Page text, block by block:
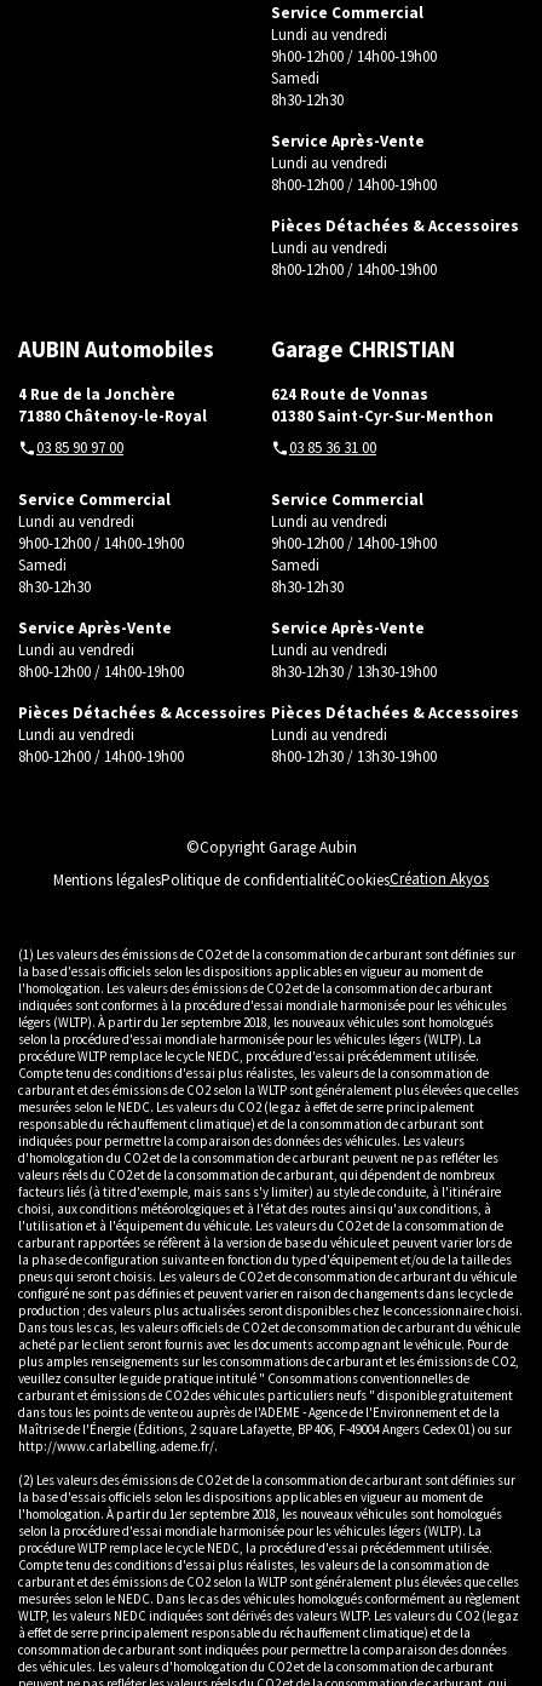
Nos occasions
Réparateurs Agréés
Service Commercial
Lundi au vendredi
9h00-12h00 / 14h00-19h00
Samedi
8h30-12h30
Service Après-Vente
Lundi au vendredi
8h00-12h00 / 14h00-19h00
Pièces Détachées & Accessoires
Lundi au vendredi
8h00-12h00 / 14h00-19h00
AUBIN Automobiles
4 Rue de la Jonchère
71880 Châtenoy-le-Royal
03 85 90 97 00
Service Commercial
Lundi au vendredi
9h00-12h00 / 14h00-19h00
Samedi
8h30-12h30
Service Après-Vente
Lundi au vendredi
8h00-12h00 / 14h00-19h00
Pièces Détachées & Accessoires
Lundi au vendredi
8h00-12h00 / 14h00-19h00
Garage CHRISTIAN
624 Route de Vonnas
01380 Saint-Cyr-Sur-Menthon
03 85 36 31 00
Service Commercial
Lundi au vendredi
9h00-12h00 / 14h00-19h00
Samedi
8h30-12h30
Service Après-Vente
Lundi au vendredi
8h30-12h30 / 13h30-19h00
Pièces Détachées & Accessoires
Lundi au vendredi
8h00-12h30 / 13h30-19h00
©Copyright Garage Aubin
Mentions légalesPolitique de confidentialitéCookiesCréation Akyos
(1) Les valeurs des émissions de CO2 et de la consommation de carburant sont définies sur
la base d'essais officiels selon les dispositions applicables en vigueur au moment de
l'homologation. Les valeurs des émissions de CO2 et de la consommation de carburant
indiquées sont conformes à la procédure d'essai mondiale harmonisée pour les véhicules
légers (WLTP). À partir du 1er septembre 2018, les nouveaux véhicules sont homologués
selon la procédure d'essai mondiale harmonisée pour les véhicules légers (WLTP). La
procédure WLTP remplace le cycle NEDC, procédure d'essai précédemment utilisée.
Compte tenu des conditions d'essai plus réalistes, les valeurs de la consommation de
carburant et des émissions de CO2 selon la WLTP sont généralement plus élevées que celles
mesurées selon le NEDC. Les valeurs du CO2 (le gaz à effet de serre principalement
responsable du réchauffement climatique) et de la consommation de carburant sont
indiquées pour permettre la comparaison des données des véhicules. Les valeurs
d'homologation du CO2 et de la consommation de carburant peuvent ne pas refléter les
valeurs réels du CO2 et de la consommation de carburant, qui dépendent de nombreux
facteurs liés (à titre d'exemple, mais sans s'y limiter) au style de conduite, à l'itinéraire
choisi, aux conditions météorologiques et à l'état des routes ainsi qu'aux conditions, à
l'utilisation et à l'équipement du véhicule. Les valeurs du CO2 et de la consommation de
carburant rapportées se réfèrent à la version de base du véhicule et peuvent varier lors de
la phase de configuration suivante en fonction du type d'équipement et/ou de la taille des
pneus qui seront choisis. Les valeurs de CO2 et de consommation de carburant du véhicule
configuré ne sont pas définies et peuvent varier en raison de changements dans le cycle de
production ; des valeurs plus actualisées seront disponibles chez le concessionnaire choisi.
Dans tous les cas, les valeurs officiels de CO2 et de consommation de carburant du véhicule
acheté par le client seront fournis avec les documents accompagnant le véhicule. Pour de
plus amples renseignements sur les consommations de carburant et les émissions de CO2,
veuillez consulter le guide pratique intitulé " Consommations conventionnelles de
carburant et émissions de CO2 des véhicules particuliers neufs " disponible gratuitement
dans tous les points de vente ou auprès de l'ADEME - Agence de l'Environnement et de la
Maîtrise de l'Énergie (Éditions, 2 square Lafayette, BP 406, F-49004 Angers Cedex 01) ou sur
http://www.carlabelling.ademe.fr/.
(2) Les valeurs des émissions de CO2 et de la consommation de carburant sont définies sur
la base d'essais officiels selon les dispositions applicables en vigueur au moment de
l'homologation. À partir du 1er septembre 2018, les nouveaux véhicules sont homologués
selon la procédure d'essai mondiale harmonisée pour les véhicules légers (WLTP). La
procédure WLTP remplace le cycle NEDC, la procédure d'essai précédemment utilisée.
Compte tenu des conditions d'essai plus réalistes, les valeurs de la consommation de
carburant et des émissions de CO2 selon la WLTP sont généralement plus élevées que celles
mesurées selon le NEDC. Dans le cas des véhicules homologués conformément au règlement
WLTP, les valeurs NEDC indiquées sont dérivés des valeurs WLTP. Les valeurs du CO2 (le gaz
à effet de serre principalement responsable du réchauffement climatique) et de la
consommation de carburant sont indiquées pour permettre la comparaison des données
des véhicules. Les valeurs d'homologation du CO2 et de la consommation de carburant